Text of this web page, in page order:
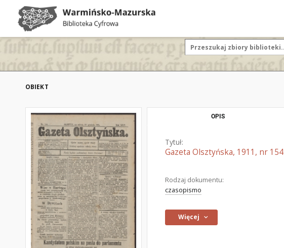
OBIEKT
OPIS
Tytuł:
Gazeta Olsztyńska, 1911, nr 154
Rodzaj dokumentu:
czasopismo
Więcej